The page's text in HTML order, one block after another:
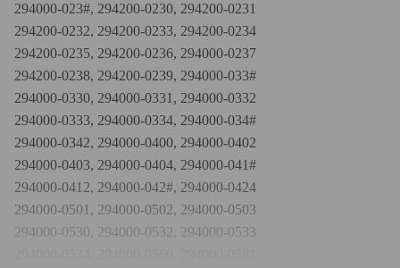
294000-023#, 294200-0230, 294200-0231
294200-0232, 294200-0233, 294200-0234
294200-0235, 294200-0236, 294000-0237
294200-0238, 294200-0239, 294000-033#
294000-0330, 294000-0331, 294000-0332
294000-0333, 294000-0334, 294000-034#
294000-0342, 294000-0400, 294000-0402
294000-0403, 294000-0404, 294000-041#
294000-0412, 294000-042#, 294000-0424
294000-0501, 294000-0502, 294000-0503
294000-0530, 294000-0532, 294000-0533